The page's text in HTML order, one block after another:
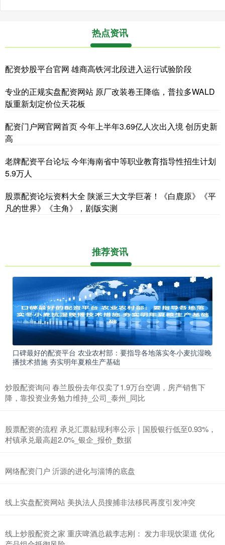
热点资讯
配资炒股平台官网 雄商高铁河北段进入运行试验阶段
专业的正规实盘配资网站 原厂改装卷王降临，普拉多WALD
版重新划定价位天花板
配资门户网官网首页 今年上半年3.69亿人次出入境 创历史新
高
老牌配资平台论坛 今年海南省中等职业教育指导性招生计划
5.9万人
股票配资论坛资料大全 陕派三大文学巨著！《白鹿原》《平
凡的世界》《主角》，剧版实测
推荐资讯
口碑最好的配资平台 农业农村部：要指导各地落实冬小麦抗湿晚
播技术措施 夯实明年夏粮生产基础
炒股配资询问 春兰股份去年仅卖了1.9万台空调，房产销售下
降，靠投资业务勉力维持_公司_泰州_同比
股票配资的流程 承兑汇票贴现利率公示｜国股银行低至0.93%，
村镇承兑最高超2.0%_银企_报价_数据
网络配资门户 沂源的进化与淄博的底盘
线上实盘配资网站 美执法人员搜捕非法移民再度引发冲突
线上炒股配资之家 重庆啤酒总裁李志刚： 发力非现饮渠道 优化